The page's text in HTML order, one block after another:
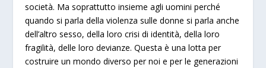
società. Ma soprattutto insieme agli uomini perché
quando si parla della violenza sulle donne si parla anche
dell’altro sesso, della loro crisi di identità, della loro
fragilità, delle loro devianze. Questa è una lotta per
costruire un mondo diverso per noi e per le generazioni